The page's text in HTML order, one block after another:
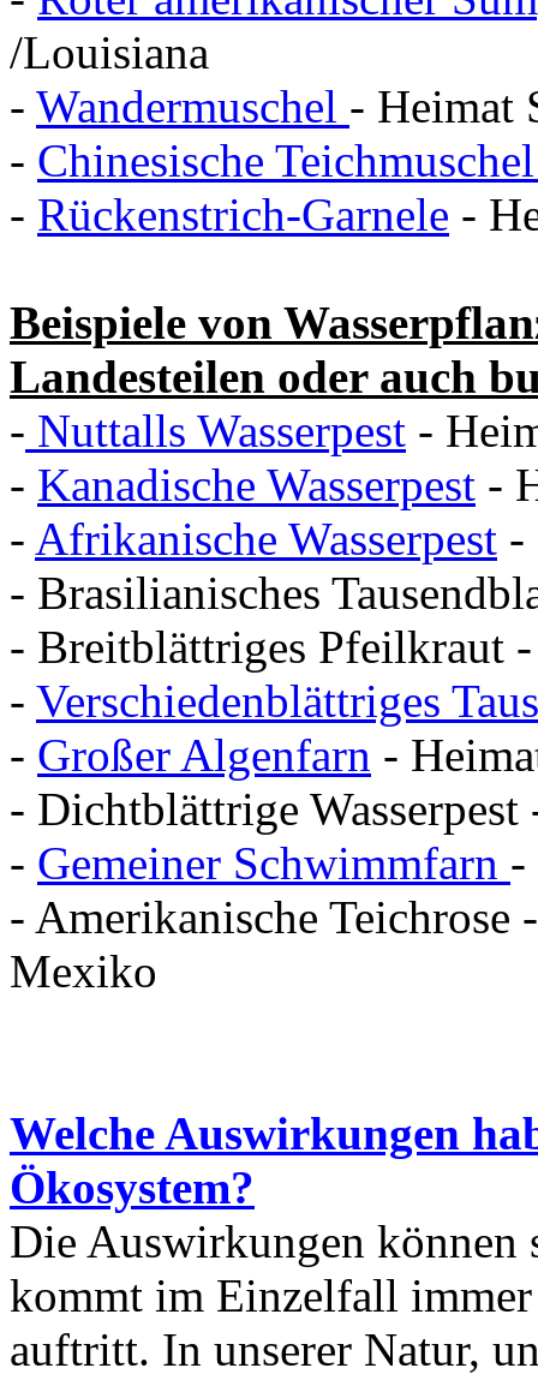
/Louisiana
- Wandermuschel - Heimat
- Chinesische
- Rückenstrich-Garnele -
Beispiele von
Landesteilen oder auch
- Nuttalls Wasserpest -
- Kanadische Wasserpest -
- Afrikanische Wasserpest -
- Brasilianisches
- Breitblättriges Pfeilkraut
- Verschiedenblättriges
- Großer Algenfarn -
- Dichtblättrige
- Gemeiner Schwimmfarn -
- Amerikanische
Mexiko
Welche Auswirkungen
Ökosystem?
Die Auswirkungen können
kommt im Einzelfall
auftritt. In unserer Natur,